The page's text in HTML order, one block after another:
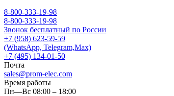
8-800-333-19-98
8-800-333-19-98
Звонок бесплатный по России
+7 (958) 623-59-59
(WhatsApp, Telegram,Max)
+7 (495) 134-01-50
Почта
sales@prom-elec.com
Время работы
Пн—Вс 08:00 – 18:00